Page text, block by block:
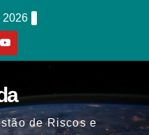
2026
de Riscos e